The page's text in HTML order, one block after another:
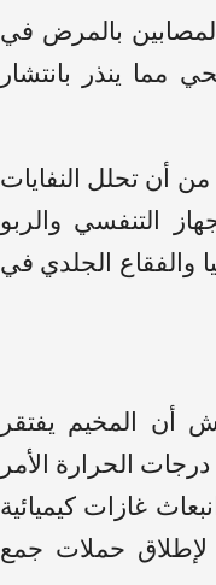
بالمرض في
مما ينذر بانتشار
أن تحلل النفايات
التنفسي والربو
والفقاع الجلدي في
أن المخيم يفتقر
الحرارة الأمر
غازات كيميائية
لإطلاق حملات جمع